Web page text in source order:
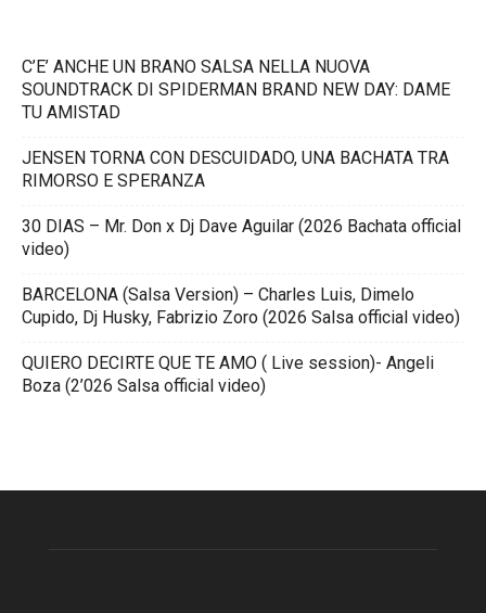
C’E’ ANCHE UN BRANO SALSA NELLA NUOVA
SOUNDTRACK DI SPIDERMAN BRAND NEW DAY: DAME
TU AMISTAD
JENSEN TORNA CON DESCUIDADO, UNA BACHATA TRA
RIMORSO E SPERANZA
30 DIAS – Mr. Don x Dj Dave Aguilar (2026 Bachata official
video)
BARCELONA (Salsa Version) – Charles Luis, Dimelo
Cupido, Dj Husky, Fabrizio Zoro (2026 Salsa official video)
QUIERO DECIRTE QUE TE AMO ( Live session)- Angeli
Boza (2’026 Salsa official video)